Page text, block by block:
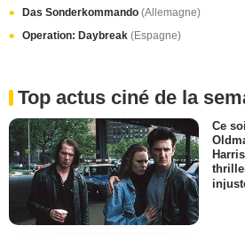
Das Sonderkommando (Allemagne)
Operation: Daybreak (Espagne)
Top actus ciné de la
Ce